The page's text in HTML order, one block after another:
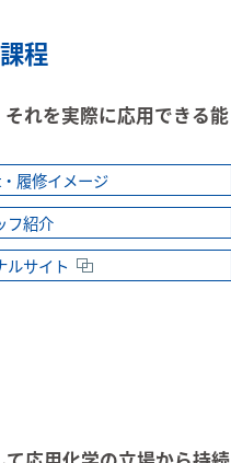
程
れを実際に応用できる能
履修イメージ
フ紹介
ルサイト